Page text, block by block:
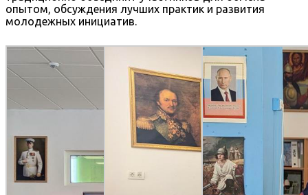
опытом, обсуждения лучших практик и развития
молодежных инициатив.